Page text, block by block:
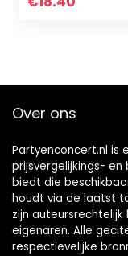
Over ons
Partyenconcert.nl is
prijsvergelijkings-
biedt die
houdt via de laatst
zijn
eigenaren. Alle
respectievelijke